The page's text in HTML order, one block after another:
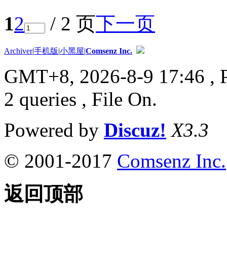
12 / 2 页下一页
Archiver|手机版|小黑屋|Comsenz Inc.
GMT+8, 2026-8-9 17:46 ,
2 queries , File On.
Powered by Discuz! X3.3
© 2001-2017 Comsenz Inc.
返回顶部